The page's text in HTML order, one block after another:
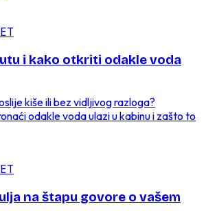
i kako otkriti odakle voda
kiše ili bez vidljivog razloga?
odakle voda ulazi u kabinu i zašto to
na štapu govore o vašem